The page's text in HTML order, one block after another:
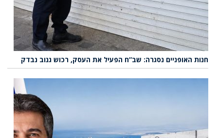
חנות האופניים נסגרה: שב”ח הפעיל את העסק, רכוש גנוב נבדק